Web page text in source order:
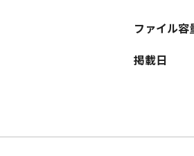
NOTICE
is a "commercial item,"
ku, Tokyo 146-8501, Japan.
ファイル容
掲載日